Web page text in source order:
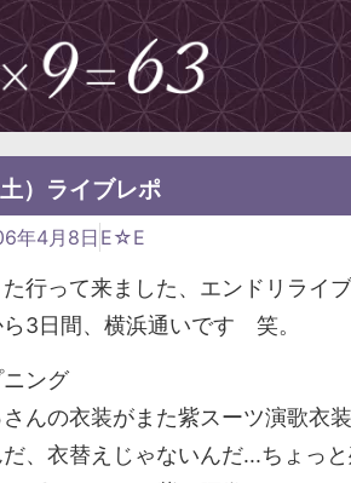
）ライブレポ
年4月8日 E☆E
た行って来ました、エンドリライ
3日間、横浜通いです 笑。
ング
んの衣装がまた紫スーツ演歌衣
だ、衣替えじゃないんだ...ちょっと